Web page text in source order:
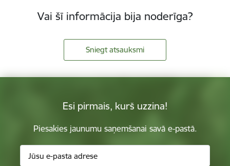
Vai šī informācija bija noderīga?
Sniegt atsauksmi
Esi pirmais, kurš uzzina!
Piesakies jaunumu saņemšanai savā e-pastā.